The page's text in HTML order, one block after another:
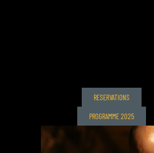
RESERVATIONS
PROGRAMME 2025